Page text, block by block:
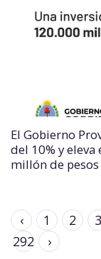
El Gobierno
del 10% y
millón de pesos
‹ 1 2 3
292
›